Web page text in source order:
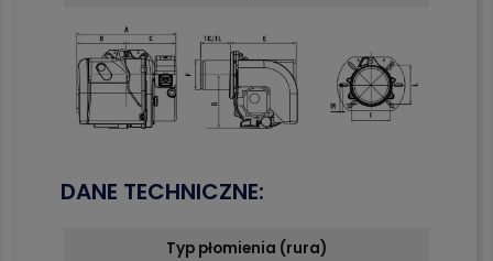
DANE TECHNICZNE:
Typ płomienia (rura)